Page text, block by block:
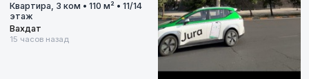
Квартира, 3 ком • 110 м² • 11/14
этаж
Вахдат
15 часов назад